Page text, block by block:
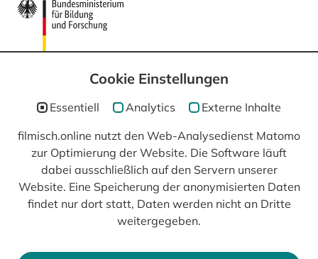
In Kooperation mit
Cookie Einstellungen
Essentiell Analytics Externe Inhalte
filmisch.online nutzt den Web-Analysedienst Matomo
zur Optimierung der Website. Die Software läuft
dabei ausschließlich auf den Servern unserer
Website. Eine Speicherung der anonymisierten Daten
findet nur dort statt, Daten werden nicht an Dritte
weitergegeben.